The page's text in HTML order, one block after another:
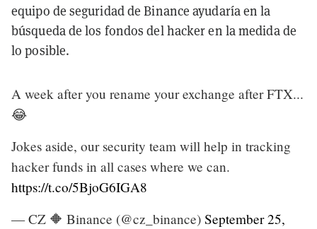
equipo de seguridad de Binance ayudaría en la
búsqueda de los fondos del hacker en la medida de
lo posible.
A week after you rename your exchange after FTX...
😂
Jokes aside, our security team will help in tracking
hacker funds in all cases where we can.
https://t.co/5BjoG6IGA8
— CZ 🔶 Binance (@cz_binance) September 25,